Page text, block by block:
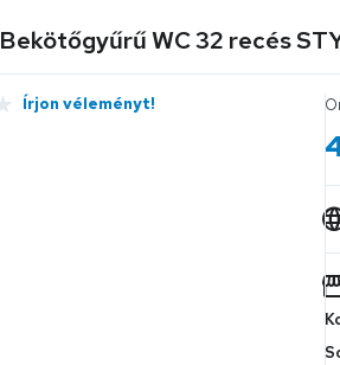
Bekötőgyűrű WC 32 recés
Írjon véleményt!